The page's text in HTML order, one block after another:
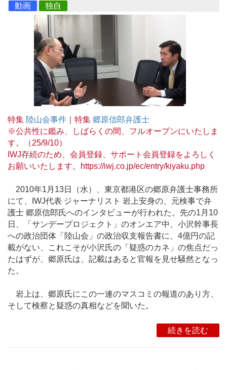
動画
独自
特集 陸山会事件 ｜特集 郷原信郎弁護士
※公共性に鑑み、しばらくの間、フルオープンにいたしま
す。（25/9/10）
IWJ存続のため、会員登録、サポート会員登録をよろしく
お願いいたします。https://iwj.co.jp/ec/entry/kiyaku.php
2010年1月13日（水）、東京都港区の郷原弁護士事務所
にて、IWJ代表 ジャーナリスト 岩上安身の、元検事で弁
護士 郷原信郎氏へのインタビューが行われた。先の1月10
日、「サンデープロジェクト」のオンエア中、小沢幹事長
への政治団体「陸山会」の政治収支報告書に、4億円の記
載がない、これこそが小沢氏の「疑惑のカネ」の焦点だっ
たはずが、郷原氏は、記載はあると官報を見せ騒然となっ
た。
岩上は、郷原氏にこの一連のマスコミの報道のあり方、
そして検察と疑惑の真相などを聞いた。
続きを読む